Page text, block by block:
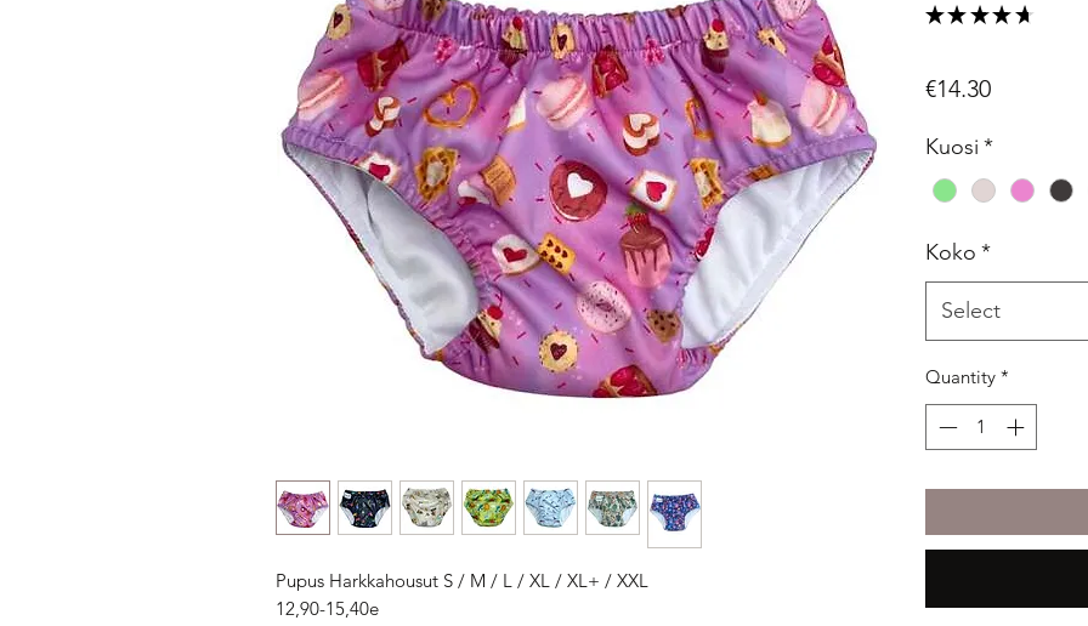
Pupus Harkkahousut S / M / L / XL / XL+ / XXL
12,90-15,40e
★ ★ ★ ★ ★
€14.30Price
Kuosi *
Koko *
Select
Quantity *